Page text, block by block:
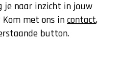
je naar inzicht in jouw
met ons in contact,
button.